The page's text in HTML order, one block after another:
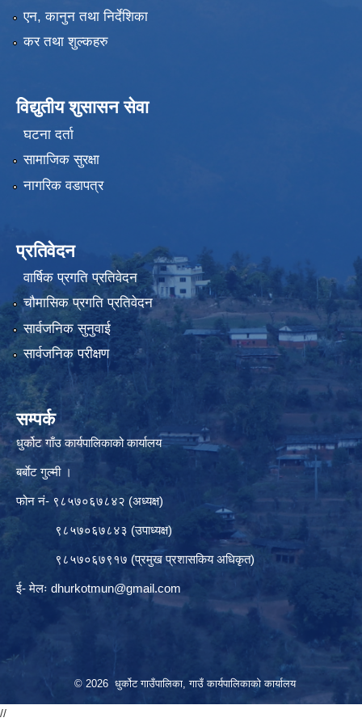
एन, कानुन तथा निर्देशिका
कर तथा शुल्कहरु
विद्युतीय शुसासन सेवा
घटना दर्ता
सामाजिक सुरक्षा
नागरिक वडापत्र
प्रतिवेदन
वार्षिक प्रगति प्रतिवेदन
चौमासिक प्रगति प्रतिवेदन
सार्वजनिक सुनुवाई
सार्वजनिक परीक्षण
सम्पर्क
धुर्कोट गाँउ कार्यपालिकाको कार्यालय
बर्बाेट गुल्मी ।
फोन नं- ९८५७०६७८४२ (अध्यक्ष)
९८५७०६७८४३ (उपाध्यक्ष)
९८५७०६७९१७ (प्रमुख प्रशासकिय अधिकृत)
ई- मेलः dhurkotmun@gmail.com
© 2026 धुर्कोट गाउँपालिका, गाउँ कार्यपालिकाको कार्यालय
//